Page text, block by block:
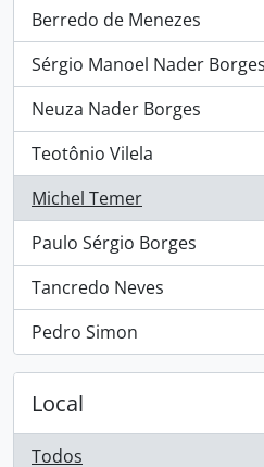
Berredo de Menezes
, 1 resultados
Sérgio Manoel Nader Borges
, 1 resultados
Neuza Nader Borges
, 1 resultados
Teotônio Vilela
, 1 resultados
Michel Temer
, 1 resultados
Paulo Sérgio Borges
, 1 resultados
Tancredo Neves
, 1 resultados
Pedro Simon
, 1 resultados
Local
Todos